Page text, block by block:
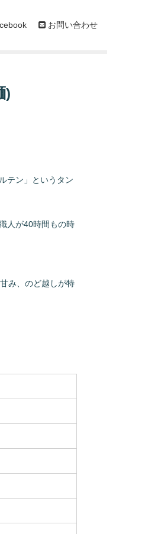
お問い合わせ
)
テン」というタン
人が40時間もの時
み、のど越しが特